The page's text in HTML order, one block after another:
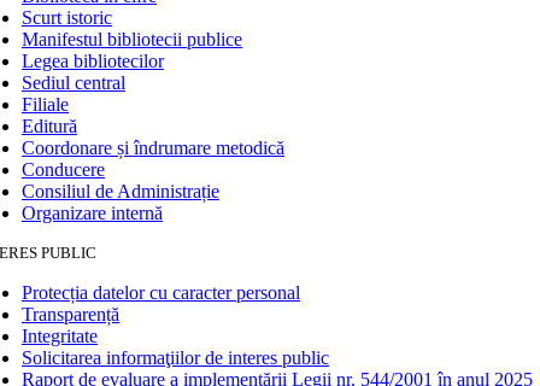
Scurt istoric
Manifestul bibliotecii publice
Legea bibliotecilor
Sediul central
Filiale
Editură
Coordonare și îndrumare metodică
Conducere
Consiliul de Administrație
Organizare internă
PUBLIC
Protecția datelor cu caracter personal
Transparență
Integritate
Solicitarea informaţiilor de interes public
Raport de evaluare a implementării Legii nr. 544/2001 în anul 2025